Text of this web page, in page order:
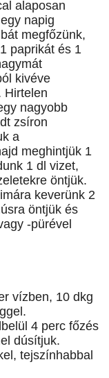
alaposan
napig
megfőzünk,
paprikát és 1
kivéve
Hirtelen
nagyobb
zsíron
a
meghintjük 1
1 dl vizet,
öntjük.
keverünk 2
öntjük és
-pürével
vízben, 10 dkg
4 perc főzés
dúsítjuk.
tejszínhabbal